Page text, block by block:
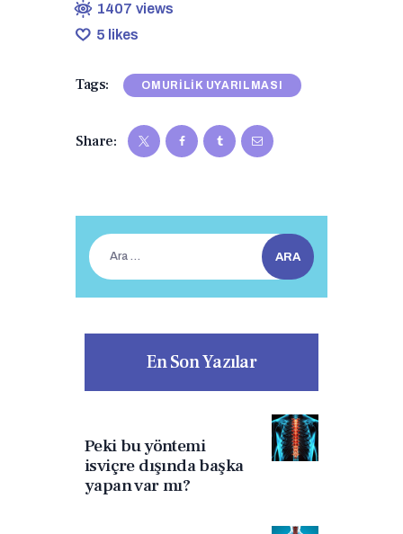
1407 views
5 likes
Tags: OMURILIK UYARILMASI
Share:
Arama:
En Son Yazılar
Peki bu yöntemi
isviçre dışında başka
yapan var mı?